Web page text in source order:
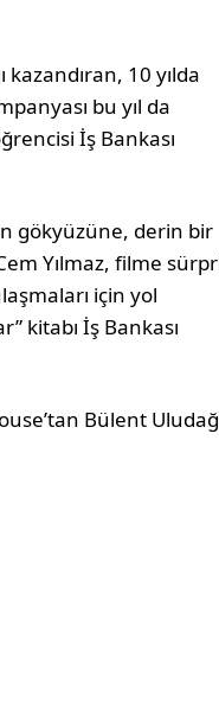
kazandıran, 10 yılda
bu yıl da
İş Bankası
gökyüzüne, derin bir
Yılmaz, filme
için yol
kitabı İş Bankası
Bülent Uludağ